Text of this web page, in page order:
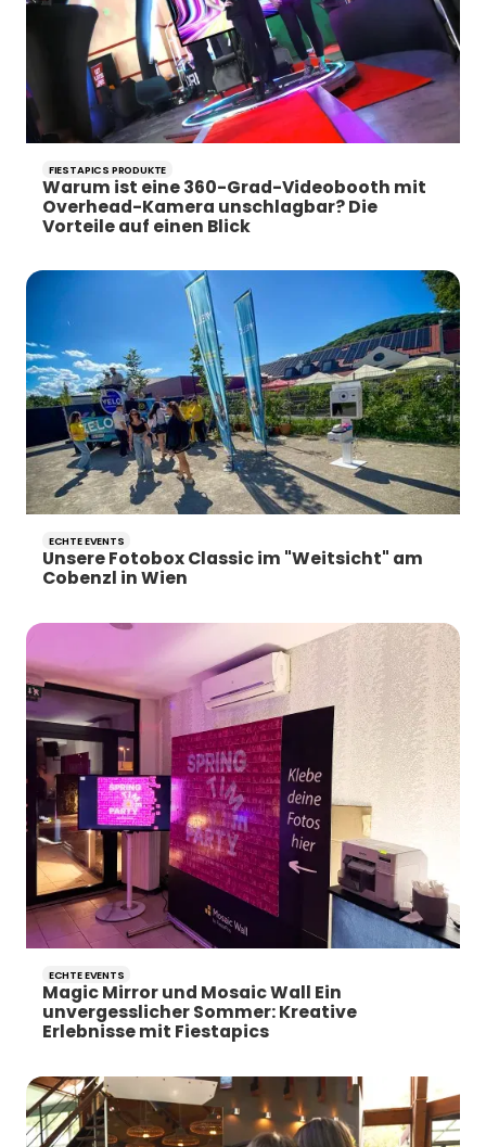
FIESTAPICS PRODUKTE
Warum ist eine 360-Grad-Videobooth mit
Overhead-Kamera unschlagbar? Die
Vorteile auf einen Blick
ECHTE EVENTS
Unsere Fotobox Classic im "Weitsicht" am
Cobenzl in Wien
ECHTE EVENTS
Magic Mirror und Mosaic Wall Ein
unvergesslicher Sommer: Kreative
Erlebnisse mit Fiestapics